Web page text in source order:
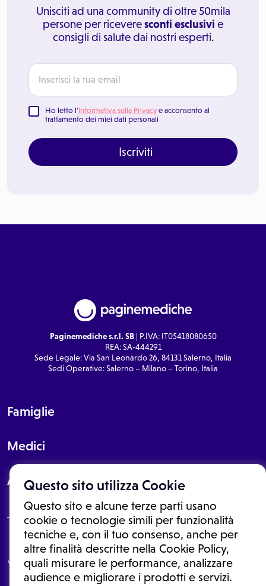
Questo sito utilizza Cookie
Questo sito e alcune terze parti usano
cookie o tecnologie simili per funzionalità
tecniche e, con il tuo consenso, anche per
altre finalità descritte nella Cookie Policy,
quali misurare le performance, analizzare
audience e migliorare i prodotti e servizi.
Unisciti ad una community di oltre 50mila
persone per riceveresconti esclusivi e
consigli di salute dai nostri esperti.
Ho letto l'Informativa sulla Privacy e acconsento al
trattamento dei miei dati personali
Iscriviti
Paginemediche s.r.l. SB| P.IVA: IT05418080650
REA: SA-444291
Sede Legale: Via San Leonardo 26, 84131 Salerno, Italia
Sedi Operative: Salerno – Milano – Torino, Italia
Famiglie
Medici
About
Le informazioni proposte in questo sito non sono un consulto medico.
In nessun caso, queste informazioni sostituiscono un consulto, una
visita o una diagnosi formulata dal medico. Non si devono considerare
le informazioni disponibili come suggerimenti per la formulazione di
una diagnosi, la determinazione di un trattamento o l'assunzione o